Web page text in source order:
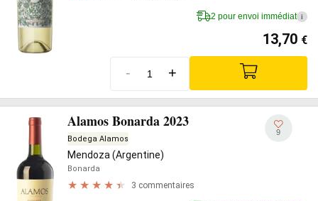
2 pour envoi immédiat i
13,70 €
- +
Alamos Bonarda 2023
Bodega Alamos
Mendoza (Argentine)
Bonarda
3 commentaires
9